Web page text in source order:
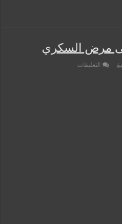
مرض السكري
التعليقات